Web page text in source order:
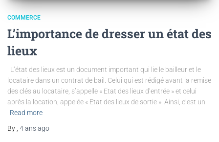
COMMERCE
L’importance de dresser un état des
lieux
L’état des lieux est un document important qui lie le bailleur et le
locataire dans un contrat de bail. Celui qui est rédigé avant la remise
des clés au locataire, s’appelle « Etat des lieux d’entrée » et celui
après la location, appelée « Etat des lieux de sortie ». Ainsi, c’est un
Read more
By 4 ansago